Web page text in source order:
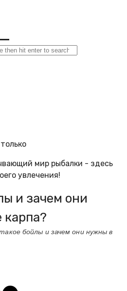
мир рыбалки - здесь
увлечения!
и зачем они
бойлы и зачем они нужны в